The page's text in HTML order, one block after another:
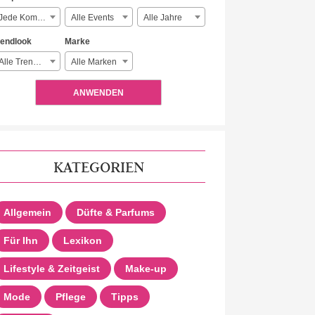
Jede Komplexität Alle Events Alle Jahre
Alle Trendlooks
Marke
Alle Marken
ANWENDEN
KATEGORIEN
Allgemein Düfte & Parfums
Für Ihn Lexikon
Lifestyle & Zeitgeist Make-up
Mode Pflege Tipps